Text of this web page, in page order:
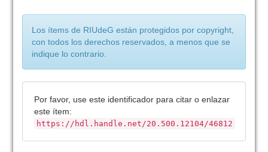
Los ítems de RIUdeG están protegidos por copyright,
con todos los derechos reservados, a menos que se
indique lo contrario.
Por favor, use este identificador para citar o enlazar
este ítem:
https://hdl.handle.net/20.500.12104/46812